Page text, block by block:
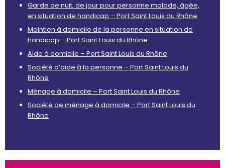
Garde de nuit, de jour pour personne malade, âgée,
en situation de handicap – Port Saint Louis du Rhône
Maintien à domicile de la personne en situation de
handicap – Port Saint Louis du Rhône
Aide à domicile – Port Saint Louis du Rhône
Société d’aide à la personne – Port Saint Louis du
Rhône
Ménage à domicile – Port Saint Louis du Rhône
Société de ménage à domicile – Port Saint Louis du
Rhône